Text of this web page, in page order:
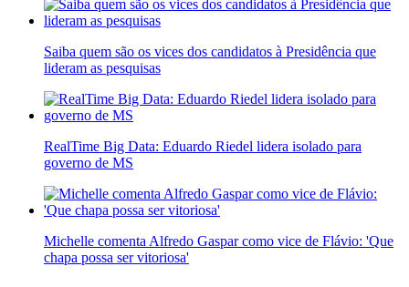
Saiba quem são os vices dos candidatos à Presidência que
lideram as pesquisas
RealTime Big Data: Eduardo Riedel lidera isolado para
governo de MS
Michelle comenta Alfredo Gaspar como vice de Flávio: 'Que
chapa possa ser vitoriosa'